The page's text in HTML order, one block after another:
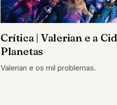
Crítica | Valerian e a
Planetas
Valerian e os mil problemas.